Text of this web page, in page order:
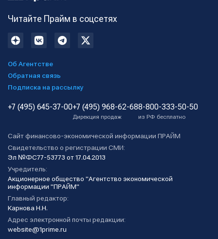
Читайте Прайм в соцсетях
Об Агентстве
Обратная связь
Подписка на рассылку
+7 (495) 645-37-00+7 (495) 968-62-68
Дирекция продаж
8-800-333-50-50
из РФ бесплатно
Сайт финансово-экономической информации ПРАЙМ
Свидетельство о регистрации СМИ:
Эл №ФС77-53773 от 17.04.2013
Учредитель:
Акционерное общество "Агентство экономической
информации "ПРАЙМ"
Главный редактор:
Карнова Н.Н.
Адрес электронной почты редакции:
website@1prime.ru